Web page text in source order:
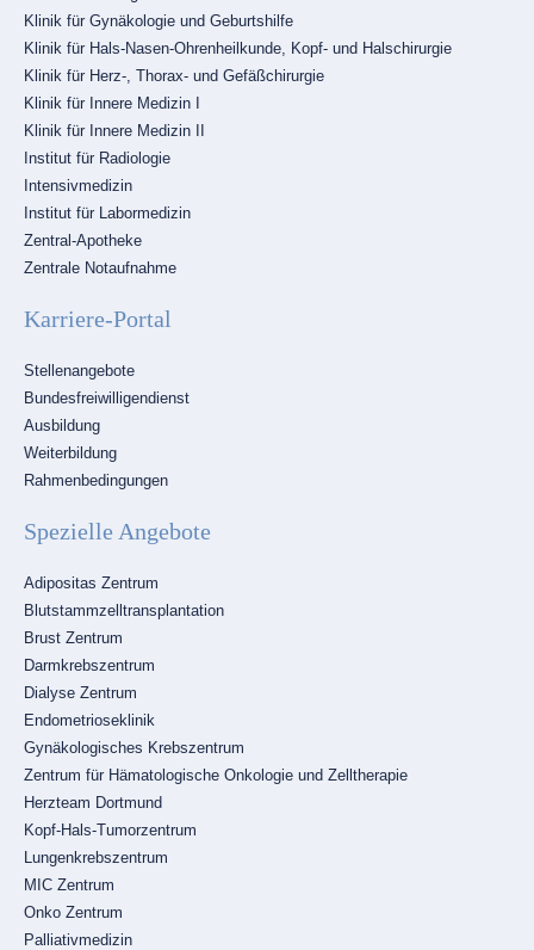
Klinik für Gynäkologie und Geburtshilfe
Klinik für Hals-Nasen-Ohrenheilkunde, Kopf- und Halschirurgie
Klinik für Herz-, Thorax- und Gefäßchirurgie
Klinik für Innere Medizin I
Klinik für Innere Medizin II
Institut für Radiologie
Intensivmedizin
Institut für Labormedizin
Zentral-Apotheke
Zentrale Notaufnahme
Karriere-Portal
Navigation
überspringen
Stellenangebote
Bundesfreiwilligendienst
Ausbildung
Weiterbildung
Rahmenbedingungen
Spezielle Angebote
Navigation
überspringen
Adipositas Zentrum
Blutstammzelltransplantation
Brust Zentrum
Darmkrebszentrum
Dialyse Zentrum
Endometrioseklinik
Gynäkologisches Krebszentrum
Zentrum für Hämatologische Onkologie und Zelltherapie
Herzteam Dortmund
Kopf-Hals-Tumorzentrum
Lungenkrebszentrum
MIC Zentrum
Onko Zentrum
Palliativmedizin